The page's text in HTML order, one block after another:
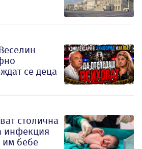
се деца
столична
инфекция
им бебе